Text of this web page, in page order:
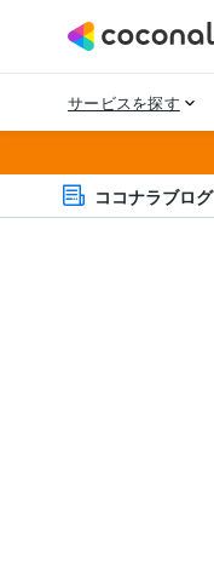
ココナラブログ